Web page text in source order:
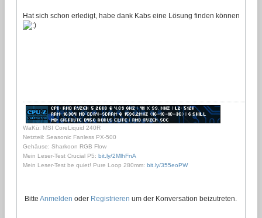
Hat sich schon erledigt, habe dank Kabs eine Lösung finden können
WaKü: MSI CoreLiquid 240R
Netzteil: Seasonic Fanless PX-500
Gehäuse: Sharkoon RGB Flow
Mein Leser-Test Crucial P5: bit.ly/2MlhFnA
Mein Leser-Test be quiet! Pure Loop 280mm: bit.ly/355eoPW
Bitte Anmelden oder Registrieren um der Konversation beizutreten.